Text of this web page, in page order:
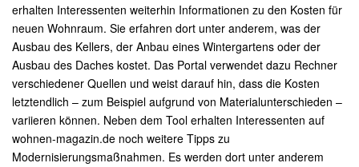
erhalten Interessenten weiterhin Informationen zu den Kosten für
neuen Wohnraum. Sie erfahren dort unter anderem, was der
Ausbau des Kellers, der Anbau eines Wintergartens oder der
Ausbau des Daches kostet. Das Portal verwendet dazu Rechner
verschiedener Quellen und weist darauf hin, dass die Kosten
letztendlich – zum Beispiel aufgrund von Materialunterschieden –
variieren können. Neben dem Tool erhalten Interessenten auf
wohnen-magazin.de noch weitere Tipps zu
Modernisierungsmaßnahmen. Es werden dort unter anderem